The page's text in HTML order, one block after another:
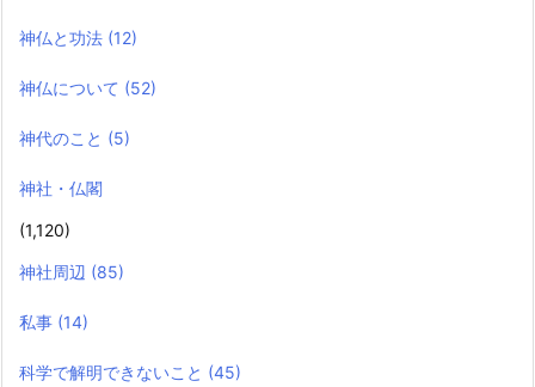
神仏と功法 (12)
神仏について (52)
神代のこと (5)
神社・仏閣
(1,120)
神社周辺 (85)
私事 (14)
科学で解明できないこと (45)